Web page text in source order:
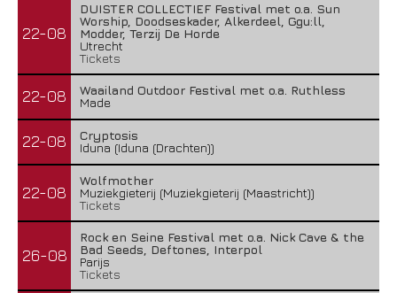
22-08
DUISTER COLLECTIEF Festival met o.a. Sun
Worship, Doodseskader, Alkerdeel, Ggu:ll,
Modder, Terzij De Horde
Utrecht
Tickets
22-08
Waailand Outdoor Festival met o.a. Ruthless
Made
22-08
Cryptosis
Iduna (Iduna (Drachten))
22-08
Wolfmother
Muziekgieterij (Muziekgieterij (Maastricht))
Tickets
26-08
Rock en Seine Festival met o.a. Nick Cave & the
Bad Seeds, Deftones, Interpol
Parijs
Tickets